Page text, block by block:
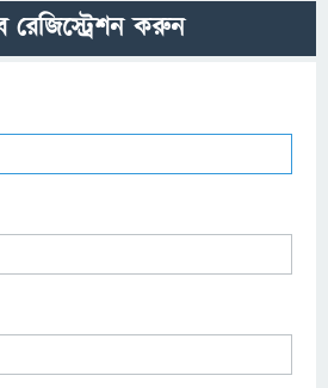
রেজিস্ট্রেশন করুন